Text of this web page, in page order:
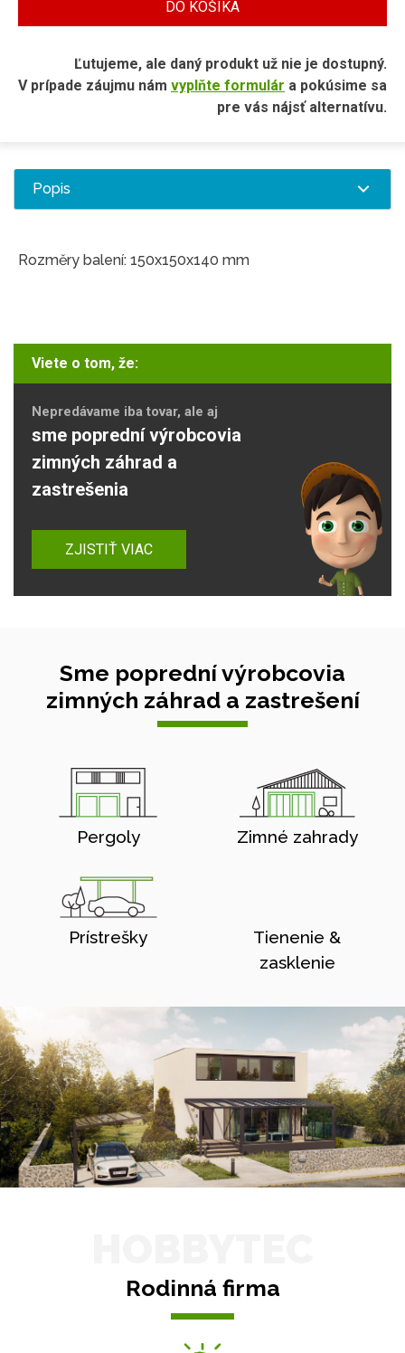
DO KOŠÍKA
Ľutujeme, ale daný produkt už nie je dostupný.
V prípade záujmu nám vyplňte formulár a pokúsime sa
pre vás nájsť alternatívu.
Popis
Rozměry balení: 150x150x140 mm
Viete o tom, že:
Nepredávame iba tovar, ale aj
sme poprední výrobcovia
zimných záhrad a
zastrešenia
ZJISTIŤ VIAC
Sme poprední výrobcovia
zimných záhrad a zastrešení
Pergoly Zimné zahrady
Prístrešky
Tienenie &
zasklenie
Rodinná firma